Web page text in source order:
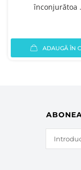
înconjurătoa
ADAUGĂ ÎN